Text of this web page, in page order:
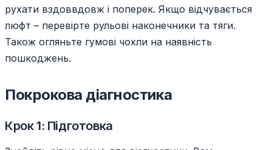
рухати вздоввдовж і поперек. Якщо відчувається
люфт – перевірте рульові наконечники та тяги.
Також огляньте гумові чохли на наявність
пошкоджень.
Покрокова діагностика
Крок 1: Підготовка